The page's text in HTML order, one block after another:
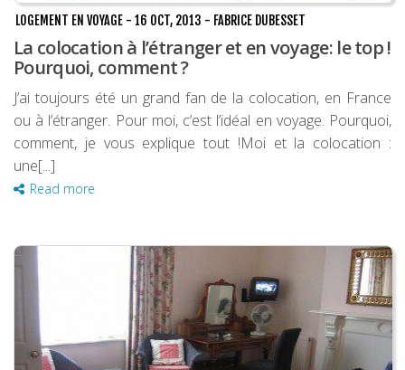
LOGEMENT EN VOYAGE - 16 OCT, 2013 - FABRICE DUBESSET
La colocation à l’étranger et en voyage: le top !
Pourquoi, comment ?
J’ai toujours été un grand fan de la colocation, en France
ou à l’étranger. Pour moi, c’est l’idéal en voyage. Pourquoi,
comment, je vous explique tout !Moi et la colocation :
une[...]
Read more